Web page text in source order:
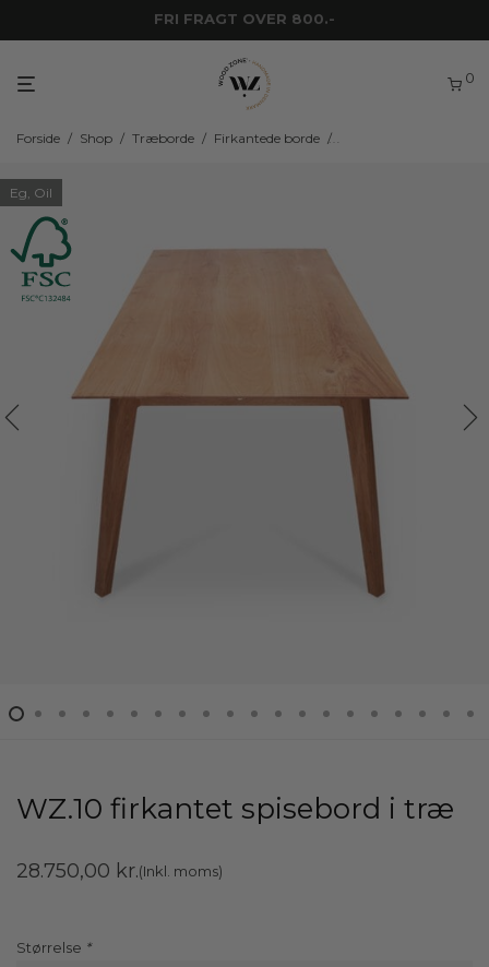
DANSKPRODUCEREDE SNEDKERMØBLER
0
Forside / Shop / Træborde / Firkantede borde /
Eg, Oil
WZ.10 firkantet spisebord i træ
28.750,00 kr.(Inkl. moms)
Størrelse